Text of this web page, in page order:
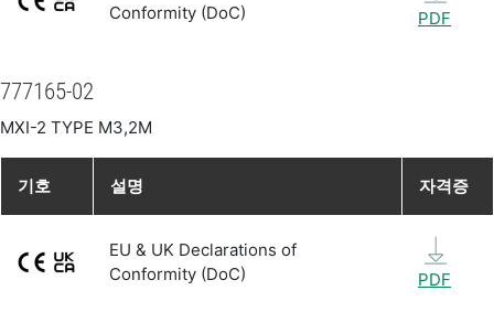
Conformity (DoC)
PDF
777165-02
MXI-2 TYPE M3,2M
기호 설명 자격증
EU & UK Declarations of
Conformity (DoC)
PDF